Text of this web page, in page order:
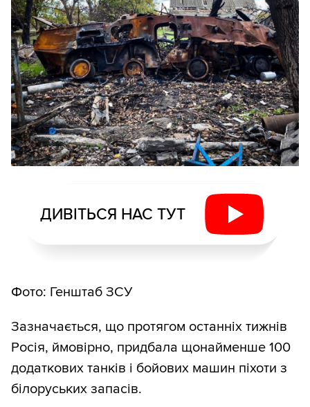
ДИВІТЬСЯ НАС ТУТ
Фото: Генштаб ЗСУ
Зазначається, що протягом останніх тижнів
Росія, ймовірно, придбала щонайменше 100
додаткових танків і бойових машин піхоти з
білоруських запасів.